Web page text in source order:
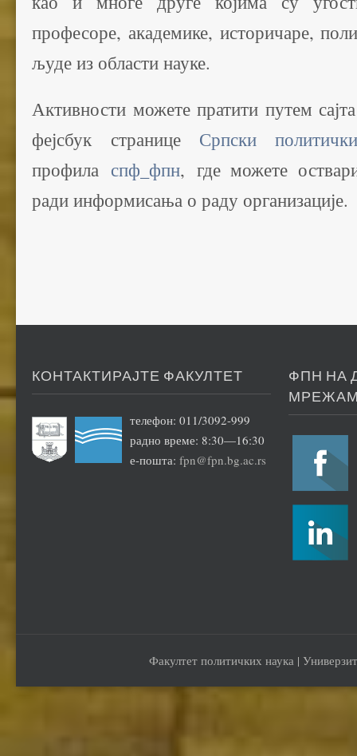
професоре, академике, историчаре,
људе из области науке.
Активности можете пратити путем
фејсбук странице Српски
профила спф_фпн, где можете
ради информисања о раду организације.
КОНТАКТИРАЈТЕ ФАКУЛТЕТ
телефон: 011/3092-999
радно време: 8:30—16:30
е-пошта:fpn@fpn.bg.ac.rs
ФПН НА
Факултет политичких наука |